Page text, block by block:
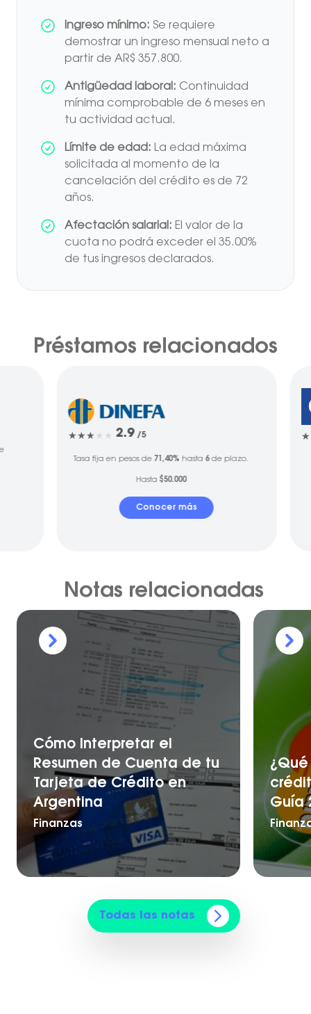
Ingreso mínimo: Se requiere
demostrar un ingreso mensual neto a
partir de AR$ 357.800.
Antigüedad laboral: Continuidad
mínima comprobable de 6 meses en
tu actividad actual.
Límite de edad: La edad máxima
solicitada al momento de la
cancelación del crédito es de 72
años.
Afectación salarial: El valor de la
cuota no podrá exceder el 35.00%
de tus ingresos declarados.
Préstamos relacionados
2.9 /5
Tasa fija en pesos de 71,40% hasta 6de plazo.
Hasta$50.000
Conocer más
Notas relacionadas
Cómo Interpretar el
Resumen de Cuenta de tu
Tarjeta de Crédito en
Argentina
Finanzas
Guía
Todas las notas